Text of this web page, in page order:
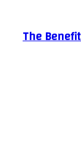
The